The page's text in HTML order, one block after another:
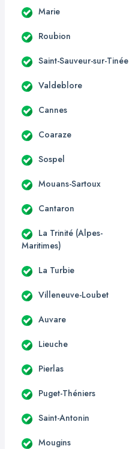
Marie
Roubion
Saint-Sauveur-sur-Tinée
Valdeblore
Cannes
Coaraze
Sospel
Mouans-Sartoux
Cantaron
La Trinité (Alpes-
Maritimes)
La Turbie
Villeneuve-Loubet
Auvare
Lieuche
Pierlas
Puget-Théniers
Saint-Antonin
Mougins